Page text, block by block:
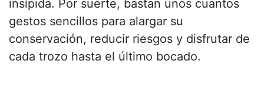
insípida. Por suerte, bastan unos cuantos
gestos sencillos para alargar su
conservación, reducir riesgos y disfrutar de
cada trozo hasta el último bocado.